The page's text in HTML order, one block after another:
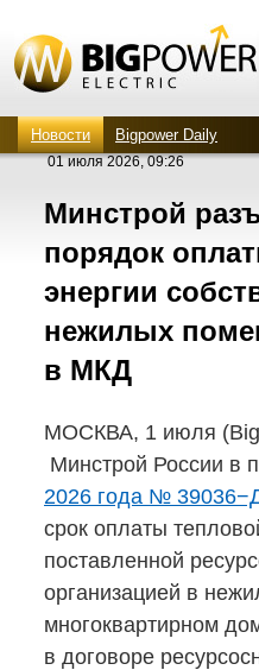
Новости Bigpower Daily
01 июля 2026, 09:26
Минстрой
порядок
энергии
нежилых
в МКД
МОСКВА, 1 июля
Минстрой России в
2026 года №
срок оплаты
поставленной
организацией в
многоквартирном
в договоре